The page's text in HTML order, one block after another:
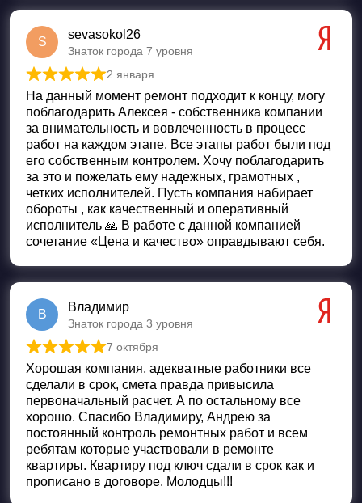
S
sevasokol26
Знаток города 7 уровня
Оценка 5из 5
2 января
На данный момент ремонт подходит к концу, могу
поблагодарить Алексея - собственника компании
за внимательность и вовлеченность в процесс
работ на каждом этапе. Все этапы работ были под
его собственным контролем. Хочу поблагодарить
за это и пожелать ему надежных, грамотных ,
четких исполнителей. Пусть компания набирает
обороты , как качественный и оперативный
исполнитель 🙏 В работе с данной компанией
сочетание «Цена и качество» оправдывают себя.
В
Владимир
Знаток города 3 уровня
Оценка 5из 5
7 октября
Хорошая компания, адекватные работники все
сделали в срок, смета правда привысила
первоначальный расчет. А по остальному все
хорошо. Спасибо Владимиру, Андрею за
постоянный контроль ремонтных работ и всем
ребятам которые участвовали в ремонте
квартиры. Квартиру под ключ сдали в срок как и
прописано в договоре. Молодцы!!!